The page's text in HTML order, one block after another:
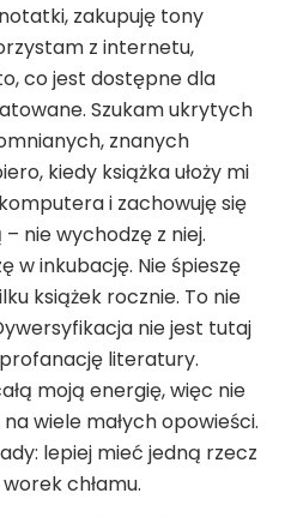
zakupuję tony
z internetu,
co jest dostępne dla
Szukam ukrytych
znanych
kiedy książka ułoży mi
i zachowuję się
nie wychodzę z niej.
w inkubację. Nie śpieszę
książek rocznie. To nie
nie jest tutaj
literatury.
moją energię, więc nie
wiele małych opowieści.
lepiej mieć jedną rzecz
chłamu.